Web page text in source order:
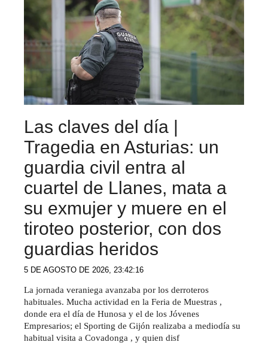
Las claves del día |
Tragedia en Asturias: un
guardia civil entra al
cuartel de Llanes, mata a
su exmujer y muere en el
tiroteo posterior, con dos
guardias heridos
5 DE AGOSTO DE 2026, 23:42:16
La jornada veraniega avanzaba por los derroteros
habituales. Mucha actividad en la Feria de Muestras ,
donde era el día de Hunosa y el de los Jóvenes
Empresarios; el Sporting de Gijón realizaba a mediodía su
habitual visita a Covadonga , y quien disf